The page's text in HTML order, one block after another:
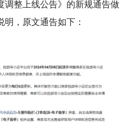
调整上线公告》的新规通告做
，原文通告如下：